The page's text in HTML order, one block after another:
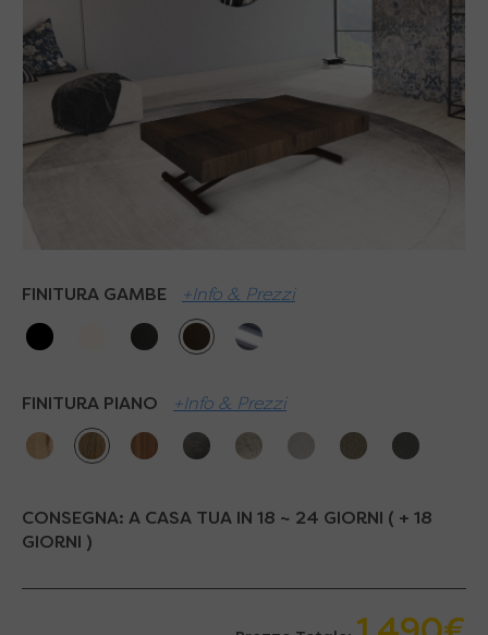
FINITURA GAMBE +Info & Prezzi
FINITURA PIANO +Info & Prezzi
CONSEGNA: A CASA TUA IN 18 ~ 24 GIORNI ( + 18
GIORNI )